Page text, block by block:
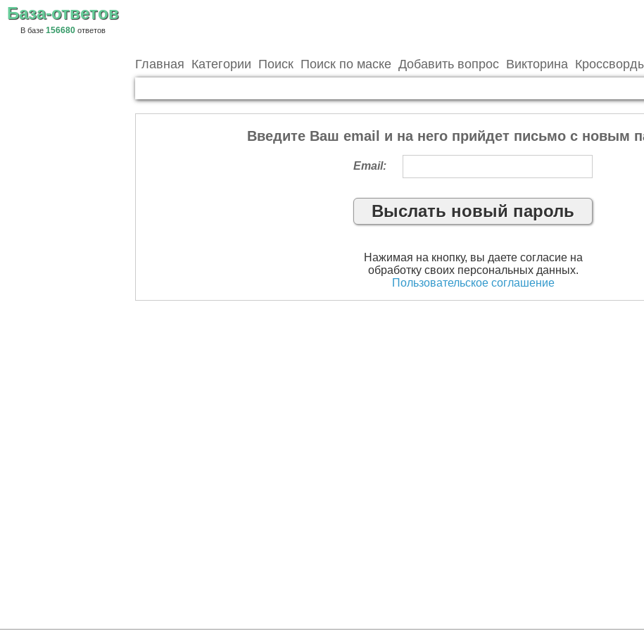
База-ответов
В базе 156680 ответов
Главная Категории Поиск Поиск по маске Добавить вопрос Викторина
Введите Ваш email и на него прийдет письмо с новым
Email:
Нажимая на кнопку, вы даете согласие на
обработку своих персональных данных.
Пользовательское соглашение